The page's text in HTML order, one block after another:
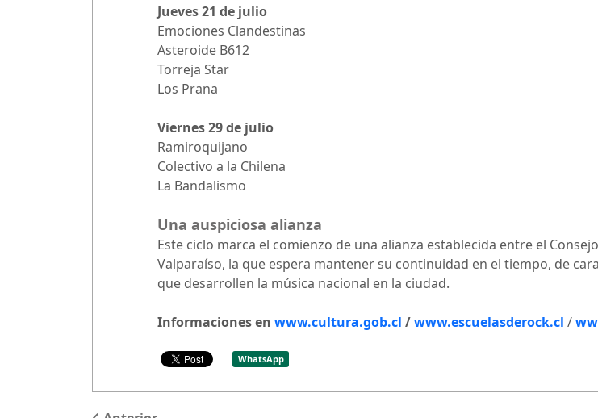
Jueves 21 de julio
Emociones Clandestinas
Asteroide B612
Torreja Star
Los Prana
Viernes 29 de julio
Ramiroquijano
Colectivo a la Chilena
La Bandalismo
Una auspiciosa alianza
Este ciclo marca el comienzo de una alianza establecida entre el
Valparaíso, la que espera mantener su continuidad en el tiempo, de
que desarrollen la música nacional en la ciudad.
Informaciones en www.cultura.gob.cl /www.escuelasderock.cl /
WhatsApp